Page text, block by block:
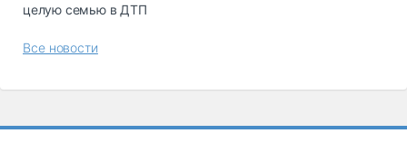
целую семью в ДТП
Все новости